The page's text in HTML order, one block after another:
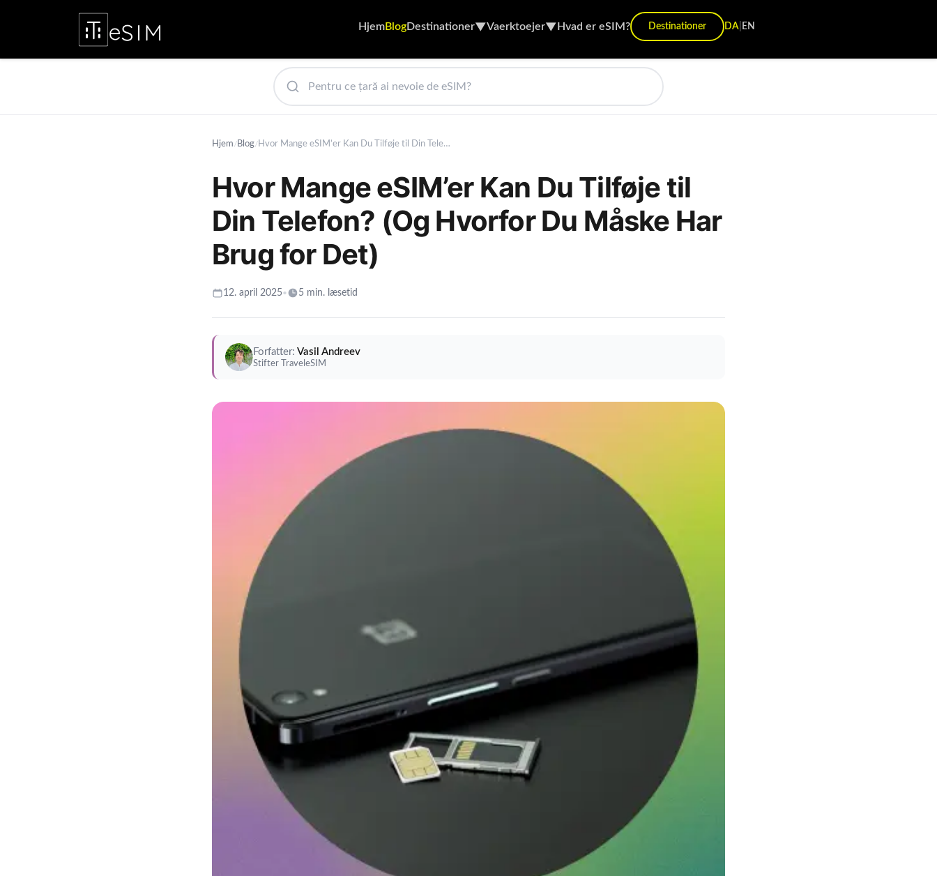
HjemBlogDestinationer▼Vaerktoejer▼Hvad er eSIM? Destinationer DA| EN
Hjem/Blog/ Hvor Mange eSIM’er Kan Du Tilføje til Din Telefon? (Og Hvorfor Du Måske Har Brug for Det)
Hvor Mange eSIM’er Kan Du Tilføje til
Din Telefon? (Og Hvorfor Du Måske Har
Brug for Det)
12. april 2025• 5 min. læsetid
Forfatter: Vasil Andreev
Stifter TraveleSIM